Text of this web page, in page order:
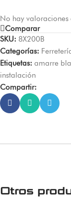
No hay valoraciones
Comparar
SKU: 8X200B
Categorías:
Etiquetas: amarre
instalación
Compartir:
Otros